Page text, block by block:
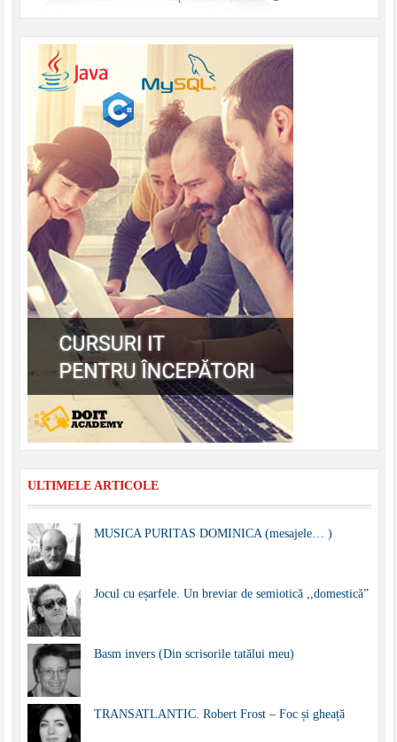
ULTIMELE ARTICOLE
MUSICA PURITAS DOMINICA (mesajele… )
Jocul cu eșarfele. Un breviar de semiotică ,,domestică”
Basm invers (Din scrisorile tatălui meu)
TRANSATLANTIC. Robert Frost – Foc și gheață